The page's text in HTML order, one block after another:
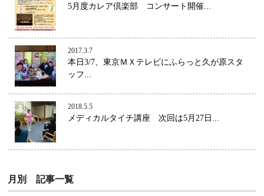
5月度カレア倶楽部 コンサート開催...
2017.3.7
本日3/7、東京ＭＸテレビにふらっと久が原スタ
ッフ...
2018.5.5
メディカルタイチ講座 次回は5月27日...
月別 記事一覧